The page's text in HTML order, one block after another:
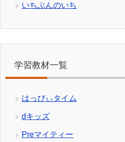
いちぶんのいち
学習教材一覧
はっぴぃタイム
dキッズ
Preマイティー